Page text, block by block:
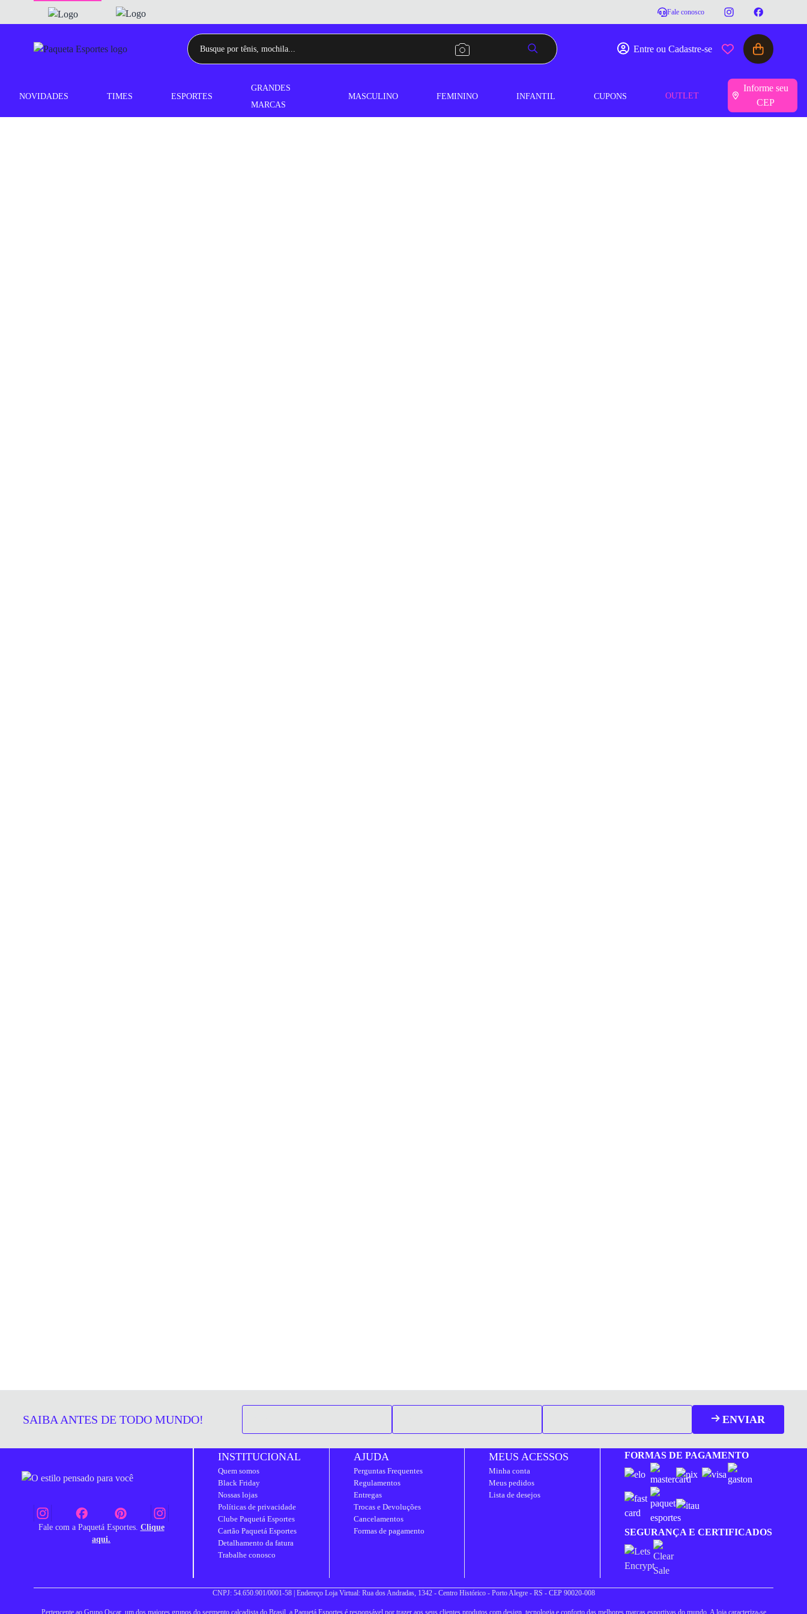
Fale conosco
Entre ou Cadastre-se
NOVIDADES TIMES ESPORTES
GRANDES
MARCAS
MASCULINO FEMININO INFANTIL CUPONS OUTLET
Informe seu
CEP
SAIBA ANTES DE TODO MUNDO! ENVIAR
Fale com a Paquetá Esportes. Clique
aqui.
INSTITUCIONAL
Quem somos
Black Friday
Nossas lojas
Políticas de privacidade
Clube Paquetá Esportes
Cartão Paquetá Esportes
Detalhamento da fatura
Trabalhe conosco
AJUDA
Perguntas Frequentes
Regulamentos
Entregas
Trocas e Devoluções
Cancelamentos
Formas de pagamento
MEUS ACESSOS
Minha conta
Meus pedidos
Lista de desejos
FORMAS DE PAGAMENTO
SEGURANÇA E CERTIFICADOS
CNPJ: 54.650.901/0001-58 | Endereço Loja Virtual: Rua dos Andradas, 1342 - Centro Histórico - Porto Alegre - RS - CEP 90020-008
Pertencente ao Grupo Oscar, um dos maiores grupos do segmento calçadista do Brasil, a Paquetá Esportes é responsável por trazer aos seus clientes produtos com design, tecnologia e conforto das melhores marcas esportivas do mundo. A loja caracteriza-se